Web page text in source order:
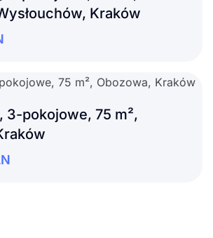
Kraków
3-pokojowe, 75 m²,